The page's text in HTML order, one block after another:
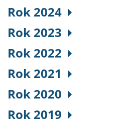
Rok 2024
Rok 2023
Rok 2022
Rok 2021
Rok 2020
Rok 2019